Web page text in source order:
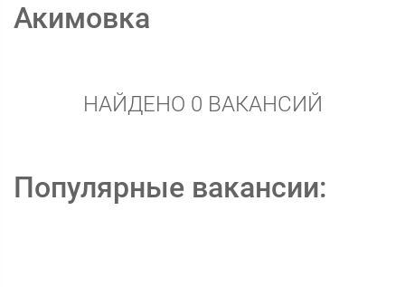
Акимовка
НАЙДЕНО 0 ВАКАНСИЙ
Популярные вакансии: